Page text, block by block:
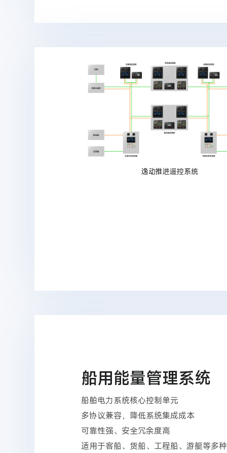
逸动推进遥控系统
船用能量管理系统
船舶电力系统核心控制单元
多协议兼容，降低系统集成成本
可靠性强、安全冗余度高
适用于客船、货船、工程船、游艇等多